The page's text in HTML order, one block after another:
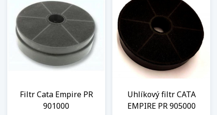
Filtr Cata Empire PR
901000
Uhlíkový filtr CATA
EMPIRE PR 905000